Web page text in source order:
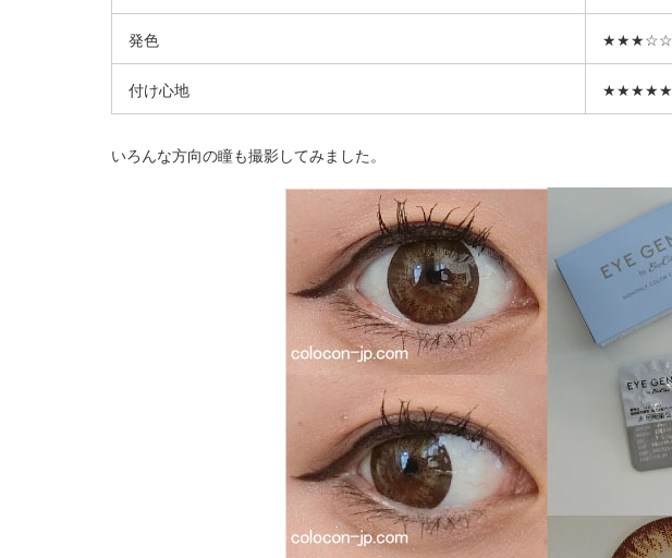
発色 ★★★☆☆
付け心地 ★★★★★
いろんな方向の瞳も撮影してみました。